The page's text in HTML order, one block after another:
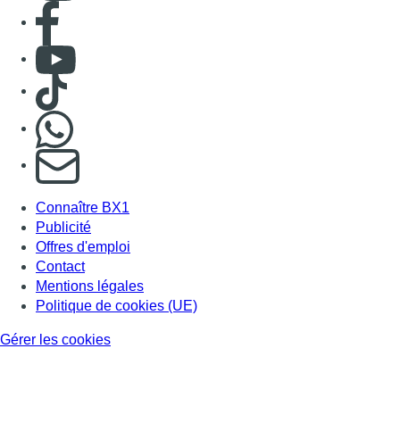
Consulter page Facebook
Consulter Youtube
Consulter TikTok
S'abonner à notre newsletter
Connaître BX1
Publicité
Offres d'emploi
Contact
Mentions légales
Politique de cookies (UE)
Gérer les cookies